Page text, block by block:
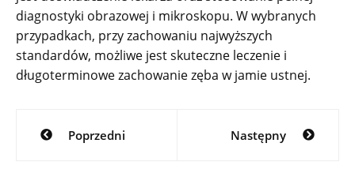
diagnostyki obrazowej i mikroskopu. W wybranych
przypadkach, przy zachowaniu najwyższych
standardów, możliwe jest skuteczne leczenie i
długoterminowe zachowanie zęba w jamie ustnej.
Nawigacja
wpisuPoprzedni Następny